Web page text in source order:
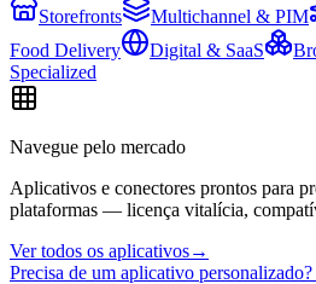
Storefronts
Multichannel & PIM
Food Delivery
Digital & SaaS
Specialized
Navegue pelo mercado
Aplicativos e conectores prontos para
plataformas — licença vitalícia,
Ver todos os aplicativos→
Precisa de um aplicativo